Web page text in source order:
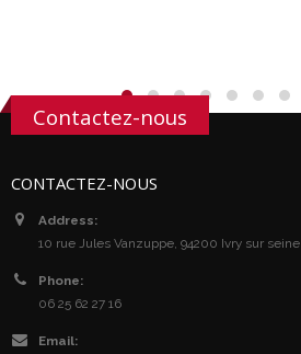
Contactez-nous
CONTACTEZ-NOUS
Address:
10 rue Jules Vanzuppe, 94200 Ivry sur seine
Phone:
06 25 62 27 16
Email: